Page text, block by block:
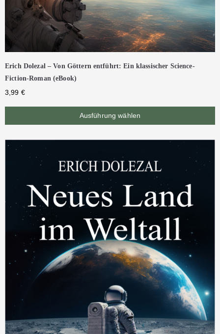
Erich Dolezal – Von Göttern entführt: Ein klassischer Science-
Fiction-Roman (eBook)
3,99 €
Ausführung wählen